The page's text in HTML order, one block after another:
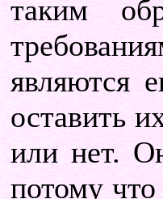
таким
являются
оставить
или нет.
потому